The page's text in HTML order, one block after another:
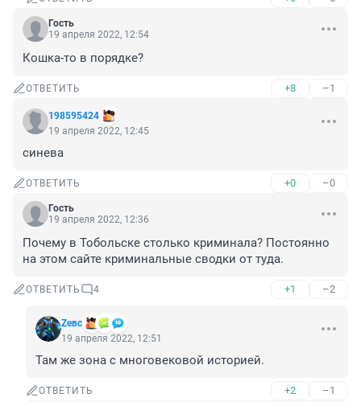
Гость
19 апреля 2022, 12:54
Кошка-то в порядке?
ОТВЕТИТЬ +8 –1
198595424
19 апреля 2022, 12:45
синева
ОТВЕТИТЬ +0 –0
Гость
19 апреля 2022, 12:36
Почему в Тобольске столько криминала? Постоянно
на этом сайте криминальные сводки от туда.
ОТВЕТИТЬ 4 +1 –2
Zeвс
19 апреля 2022, 12:51
Там же зона с многовековой историей.
ОТВЕТИТЬ +2 –1